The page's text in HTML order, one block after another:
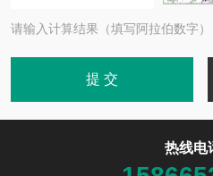
请输入计算结果（填写阿拉伯数字
热线电